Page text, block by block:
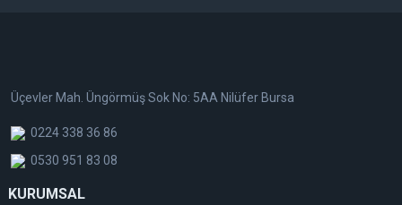
Üçevler Mah. Üngörmüş Sok No: 5AA Nilüfer Bursa
0224 338 36 86
0530 951 83 08
KURUMSAL